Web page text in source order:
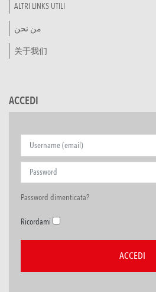
ALTRI LINKS UTILI
من نحن
关于我们
ACCEDI
Password dimenticata?
Ricordami